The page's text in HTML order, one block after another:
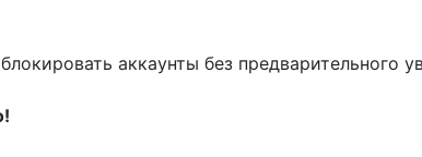
аккаунты без предварительного